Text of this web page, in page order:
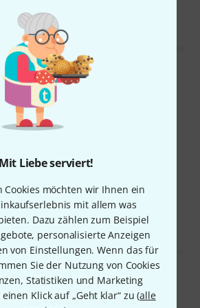
Mit Liebe serviert!
Cookies möchten wir Ihnen ein
mit allem was
Dazu zählen zum Beispiel
personalisierte Anzeigen
von Einstellungen. Wenn das für
Sie der Nutzung von Cookies
Statistiken und Marketing
Klick auf „Geht klar“ zu (alle
BEWERTUNG MELDEN
#crashtag_drums 11.07.2024
einen sehr soliden und robusten
ist kräftiger als erwartet, die
am Stativ bzw. Ausleger. Es
offen.
Roy K. 14.02.2025